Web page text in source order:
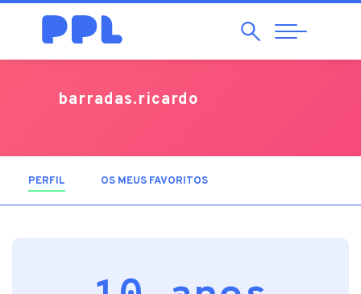
Pesquisar
Abrir
Navegação
barradas.ricardo
PERFIL (SEPARADOR ATIVO)
OS MEUS FAVORITOS